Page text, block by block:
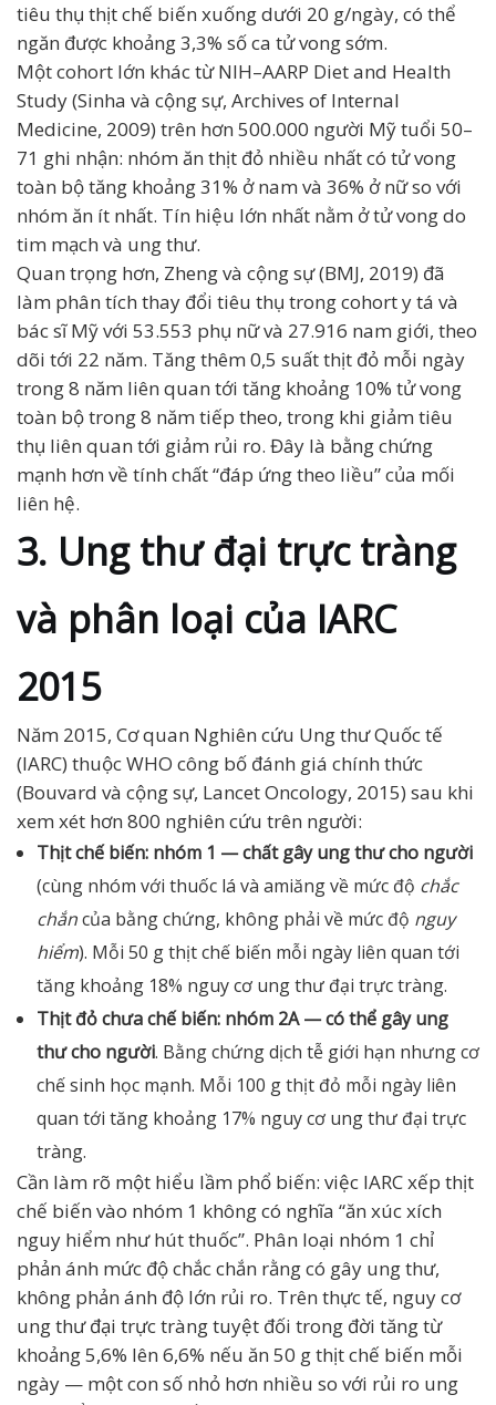
tiêu thụ thịt chế biến xuống dưới 20 g/ngày, có thể
ngăn được khoảng 3,3% số ca tử vong sớm.
Một cohort lớn khác từ NIH–AARP Diet and Health
Study (Sinha và cộng sự, Archives of Internal
Medicine, 2009) trên hơn 500.000 người Mỹ tuổi 50–
71 ghi nhận: nhóm ăn thịt đỏ nhiều nhất có tử vong
toàn bộ tăng khoảng 31% ở nam và 36% ở nữ so với
nhóm ăn ít nhất. Tín hiệu lớn nhất nằm ở tử vong do
tim mạch và ung thư.
Quan trọng hơn, Zheng và cộng sự (BMJ, 2019) đã
làm phân tích thay đổi tiêu thụ trong cohort y tá và
bác sĩ Mỹ với 53.553 phụ nữ và 27.916 nam giới, theo
dõi tới 22 năm. Tăng thêm 0,5 suất thịt đỏ mỗi ngày
trong 8 năm liên quan tới tăng khoảng 10% tử vong
toàn bộ trong 8 năm tiếp theo, trong khi giảm tiêu
thụ liên quan tới giảm rủi ro. Đây là bằng chứng
mạnh hơn về tính chất “đáp ứng theo liều” của mối
liên hệ.
3. Ung thư đại trực tràng
và phân loại của IARC
2015
Năm 2015, Cơ quan Nghiên cứu Ung thư Quốc tế
(IARC) thuộc WHO công bố đánh giá chính thức
(Bouvard và cộng sự, Lancet Oncology, 2015) sau khi
xem xét hơn 800 nghiên cứu trên người:
Thịt chế biến: nhóm 1 — chất gây ung thư cho người
(cùng nhóm với thuốc lá và amiăng về mức độ chắc
chắncủa bằng chứng, không phải về mức độ nguy
hiểm). Mỗi 50 g thịt chế biến mỗi ngày liên quan tới
tăng khoảng 18% nguy cơ ung thư đại trực tràng.
Thịt đỏ chưa chế biến: nhóm 2A — có thể gây ung
thư cho người. Bằng chứng dịch tễ giới hạn nhưng cơ
chế sinh học mạnh. Mỗi 100 g thịt đỏ mỗi ngày liên
quan tới tăng khoảng 17% nguy cơ ung thư đại trực
tràng.
Cần làm rõ một hiểu lầm phổ biến: việc IARC xếp thịt
chế biến vào nhóm 1 không có nghĩa “ăn xúc xích
nguy hiểm như hút thuốc”. Phân loại nhóm 1 chỉ
phản ánh mức độ chắc chắn rằng có gây ung thư,
không phản ánh độ lớn rủi ro. Trên thực tế, nguy cơ
ung thư đại trực tràng tuyệt đối trong đời tăng từ
khoảng 5,6% lên 6,6% nếu ăn 50 g thịt chế biến mỗi
ngày — một con số nhỏ hơn nhiều so với rủi ro ung